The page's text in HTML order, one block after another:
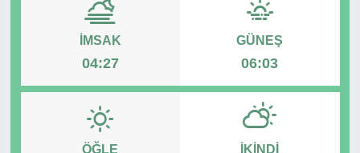
İMSAK
04:27
GÜNEŞ
06:03
ÖĞLE İKINDI